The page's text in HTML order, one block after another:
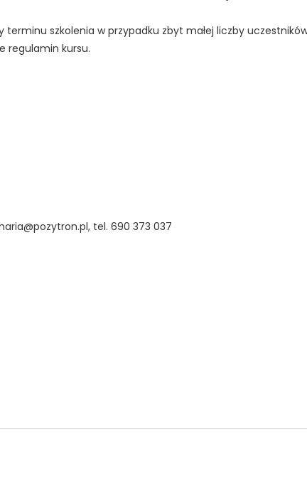
szkolenia w przypadku zbyt małej liczby
regulamin kursu.
tel. 690 373 037